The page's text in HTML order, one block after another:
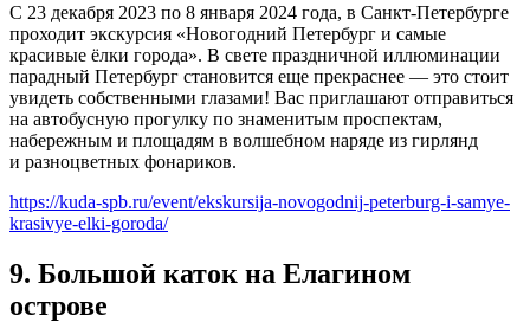
С 23 декабря 2023 по 8 января 2024 года, в Санкт-Петербурге
проходит экскурсия «Новогодний Петербург и самые
красивые ёлки города». В свете праздничной иллюминации
парадный Петербург становится еще прекраснее — это стоит
увидеть собственными глазами! Вас приглашают отправиться
на автобусную прогулку по знаменитым проспектам,
набережным и площадям в волшебном наряде из гирлянд
и разноцветных фонариков.
https://kuda-spb.ru/event/ekskursija-novogodnij-peterburg-i-samye-
krasivye-elki-goroda/
9. Большой каток на Елагином
острове